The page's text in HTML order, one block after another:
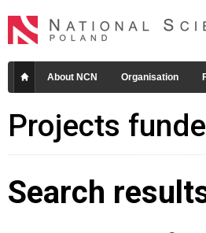
About NCN Organisation
Projects
Search